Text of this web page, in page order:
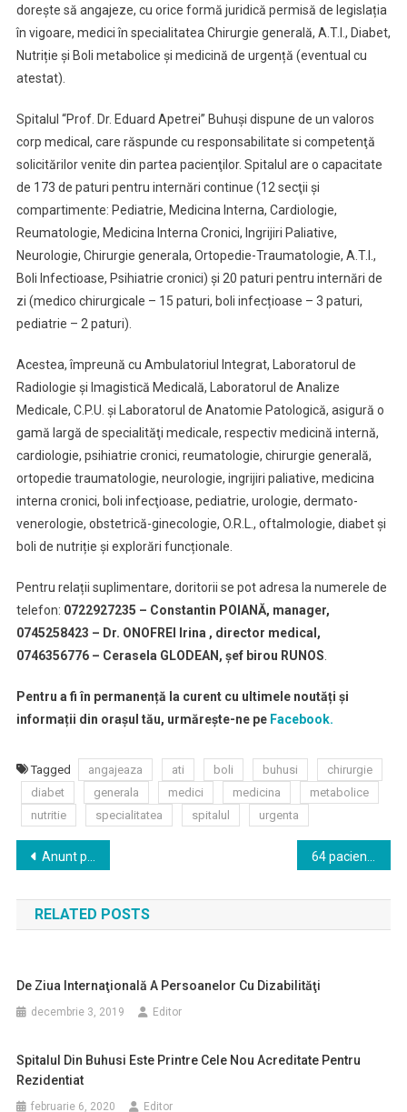
Buhuși
Angajează
Medici
Chirurgie
Generală,
A.T.I.,
Diabet,
Nutriție
Metabolice
Și
Medicină
dorește să angajeze, cu orice formă juridică permisă de legislația
în vigoare, medici în specialitatea Chirurgie generală, A.T.I., Diabet,
Nutriție și Boli metabolice și medicină de urgență (eventual cu
atestat).
Spitalul “Prof. Dr. Eduard Apetrei” Buhuși dispune de un valoros
corp medical, care răspunde cu responsabilitate si competenţă
solicitărilor venite din partea pacienţilor. Spitalul are o capacitate
de 173 de paturi pentru internări continue (12 secţii şi
compartimente: Pediatrie, Medicina Interna, Cardiologie,
Reumatologie, Medicina Interna Cronici, Ingrijiri Paliative,
Neurologie, Chirurgie generala, Ortopedie-Traumatologie, A.T.I.,
Boli Infectioase, Psihiatrie cronici) şi 20 paturi pentru internări de
zi (medico chirurgicale – 15 paturi, boli infecțioase – 3 paturi,
pediatrie – 2 paturi).
Acestea, împreună cu Ambulatoriul Integrat, Laboratorul de
Radiologie și Imagistică Medicală, Laboratorul de Analize
Medicale, C.P.U. și Laboratorul de Anatomie Patologică, asigură o
gamă largă de specialităţi medicale, respectiv medicină internă,
cardiologie, psihiatrie cronici, reumatologie, chirurgie generală,
ortopedie traumatologie, neurologie, ingrijiri paliative, medicina
interna cronici, boli infecţioase, pediatrie, urologie, dermato-
venerologie, obstetrică-ginecologie, O.R.L., oftalmologie, diabet și
boli de nutriție și explorări funcționale.
Pentru relații suplimentare, doritorii se pot adresa la numerele de
telefon: 0722927235 – Constantin POIANĂ, manager,
0745258423 – Dr. ONOFREI Irina , director medical,
0746356776 – Cerasela GLODEAN, șef birou RUNOS
Pentru a fi în permanență la curent cu ultimele noutăți și
informații din orașul tău, urmărește-ne peFacebook.
Tagged angajeaza ati boli buhusi
chirurgie
diabet
generala medici medicina
metabolice
nutritie
specialitatea spitalul urgenta
Navigare
în
articole
Anunt privind depunerea solicitarii de emitere a acordului de mediu pentru proiectul “Racordare la SACET a Spitalului Judetean Bacau”
RELATED POSTS
De Ziua Internaţională A Persoanelor Cu Dizabilităţi
decembrie 3, 2019 Editor
Spitalul Din Buhusi Este Printre Cele Nou Acreditate Pentru
Rezidentiat
februarie 6, 2020 Editor